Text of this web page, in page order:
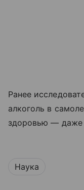
Ранее
алкоголь в
здоровью —
Наука